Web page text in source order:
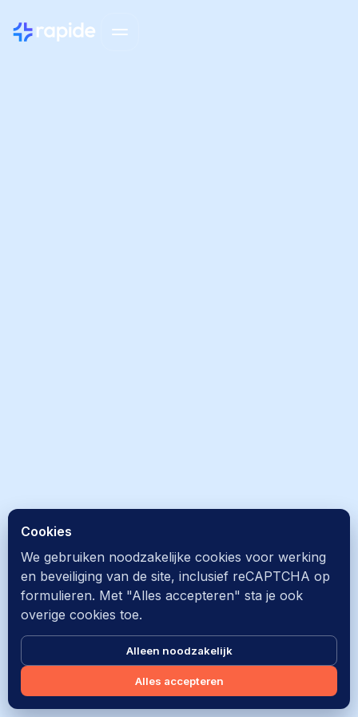
Cookies
We gebruiken noodzakelijke cookies voor werking
en beveiliging van de site, inclusief reCAPTCHA op
formulieren. Met "Alles accepteren" sta je ook
overige cookies toe.
Alleen noodzakelijk
Alles accepteren